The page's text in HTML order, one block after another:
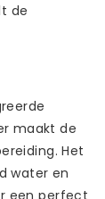
de
maakt de
Het
water en
een perfect